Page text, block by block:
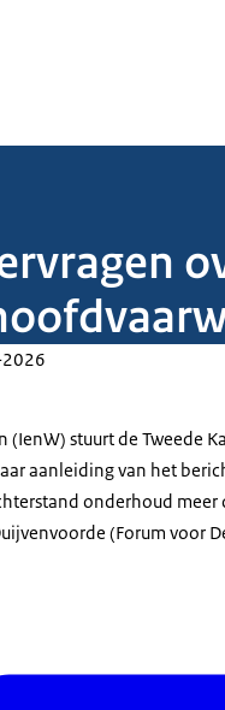
(IenW) stuurt de Tweede
aanleiding van het
onderhoud
(Forum voor